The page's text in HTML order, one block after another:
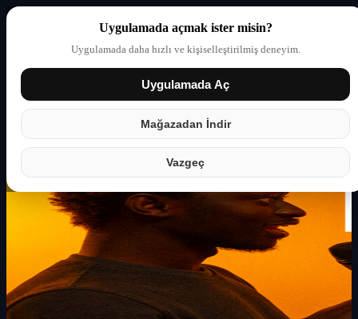
Uygulamada açmak ister misin?
Uygulamada daha hızlı ve kişiselleştirilmiş deneyim.
Uygulamada Aç
Mağazadan İndir
Vazgeç
Giriş yap Partner